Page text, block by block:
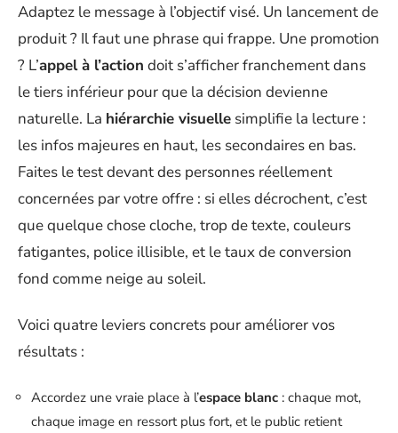
Adaptez le message à l’objectif visé. Un lancement de
produit ? Il faut une phrase qui frappe. Une promotion
? L’appel à l’action doit s’afficher franchement dans
le tiers inférieur pour que la décision devienne
naturelle. La hiérarchie visuelle simplifie la lecture :
les infos majeures en haut, les secondaires en bas.
Faites le test devant des personnes réellement
concernées par votre offre : si elles décrochent, c’est
que quelque chose cloche, trop de texte, couleurs
fatigantes, police illisible, et le taux de conversion
fond comme neige au soleil.
Voici quatre leviers concrets pour améliorer vos
résultats :
Accordez une vraie place à l’espace blanc : chaque mot,
chaque image en ressort plus fort, et le public retient